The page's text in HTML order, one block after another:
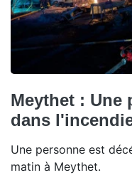
Meythet : Une
dans
Une personne est
matin à Meythet.